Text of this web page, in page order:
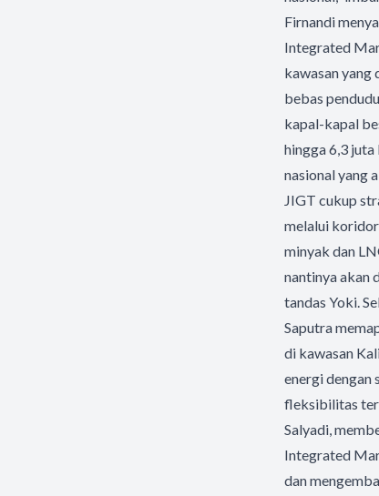
Firnandi
Integrated
kawasan yang
bebas
kapal-kapal
hingga 6,3
nasional yang
JIGT cukup
melalui
minyak dan
nantinya akan
tandas Yoki.
Saputra
di kawasan
energi dengan
fleksibilitas
Salyadi,
Integrated
dan